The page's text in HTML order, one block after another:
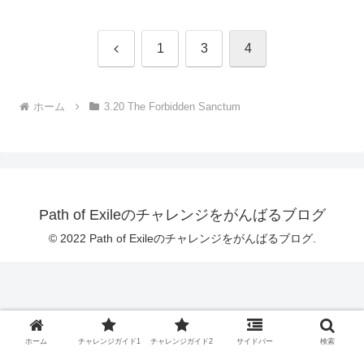
前 1 3 4
ホーム 3.20 The Forbidden Sanctum
Path of Exileのチャレンジをがんばるブログ
© 2022 Path of Exileのチャレンジをがんばるブログ.
ホーム チャレンジガイド1 チャレンジガイド2 サイドバー 検索